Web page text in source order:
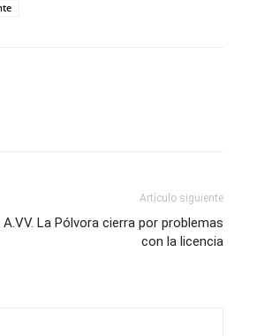
Artículo siguiente
A.VV. La Pólvora cierra por problemas
con la licencia